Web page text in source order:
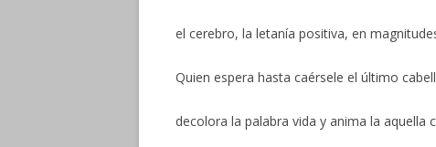
el cerebro, la letanía positiva, en
Quien espera hasta caérsele el último
decolora la palabra vida y anima la aquella